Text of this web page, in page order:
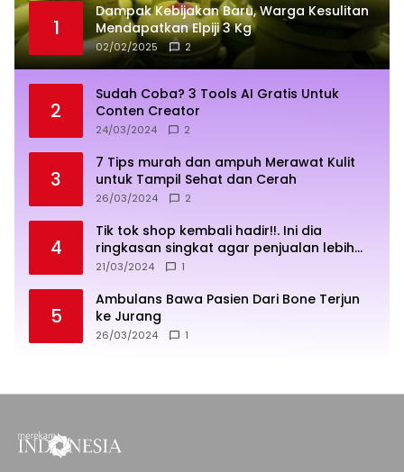
1
Dampak Kebijakan Baru, Warga Kesulitan
Mendapatkan Elpiji 3 Kg
02/02/2025 2
2
Sudah Coba? 3 Tools AI Gratis Untuk
Conten Creator
24/03/2024 2
3
7 Tips murah dan ampuh Merawat Kulit
untuk Tampil Sehat dan Cerah
26/03/2024 2
4
Tik tok shop kembali hadir!!. Ini dia
ringkasan singkat agar penjualan lebih
sukses
21/03/2024 1
5
Ambulans Bawa Pasien Dari Bone Terjun
ke Jurang
26/03/2024 1